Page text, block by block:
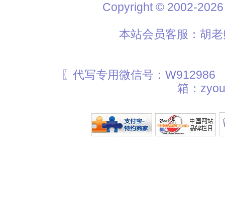
Copyright © 2002-
本站会员客服：胡
〖代写专用微信号：
箱：